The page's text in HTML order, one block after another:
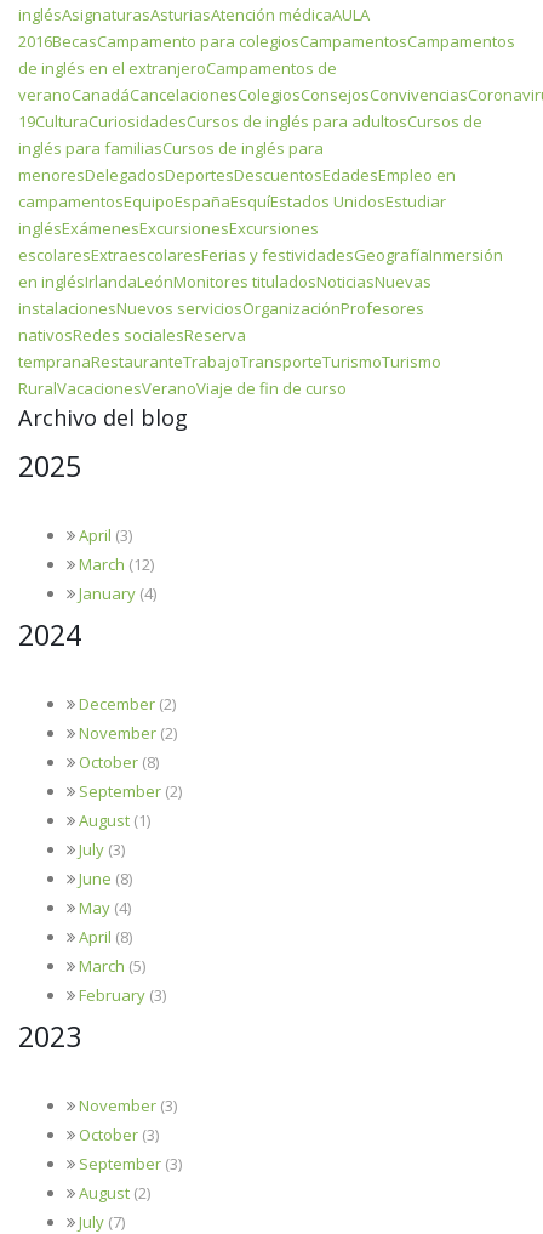
inglésAsignaturasAsturiasAtención médicaAULA
2016BecasCampamento para colegiosCampamentosCampamentos
de inglés en el extranjeroCampamentos de
veranoCanadáCancelacionesColegiosConsejosConvivencias
19CulturaCuriosidadesCursos de inglés para adultosCursos de
inglés para familiasCursos de inglés para
menoresDelegadosDeportesDescuentosEdadesEmpleo en
campamentosEquipoEspañaEsquíEstados UnidosEstudiar
inglésExámenesExcursionesExcursiones
escolaresExtraescolaresFerias y festividadesGeografíaInmersión
en inglésIrlandaLeónMonitores tituladosNoticiasNuevas
instalacionesNuevos serviciosOrganizaciónProfesores
nativosRedes socialesReserva
tempranaRestauranteTrabajoTransporteTurismoTurismo
RuralVacacionesVeranoViaje de fin de curso
Archivo del blog
2025
April (3)
March (12)
January (4)
2024
December (2)
November (2)
October (8)
September (2)
August (1)
July (3)
June (8)
May (4)
April (8)
March (5)
February (3)
2023
November (3)
October (3)
September (3)
August (2)
July (7)